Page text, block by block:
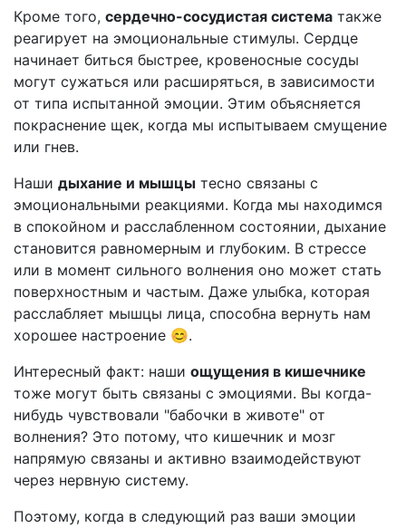
Кроме того, сердечно-сосудистая система также
реагирует на эмоциональные стимулы. Сердце
начинает биться быстрее, кровеносные сосуды
могут сужаться или расширяться, в зависимости
от типа испытанной эмоции. Этим объясняется
покраснение щек, когда мы испытываем смущение
или гнев.
Наши дыхание и мышцы тесно связаны с
эмоциональными реакциями. Когда мы находимся
в спокойном и расслабленном состоянии, дыхание
становится равномерным и глубоким. В стрессе
или в момент сильного волнения оно может стать
поверхностным и частым. Даже улыбка, которая
расслабляет мышцы лица, способна вернуть нам
хорошее настроение 😊.
Интересный факт: наши ощущения в кишечнике
тоже могут быть связаны с эмоциями. Вы когда-
нибудь чувствовали "бабочки в животе" от
волнения? Это потому, что кишечник и мозг
напрямую связаны и активно взаимодействуют
через нервную систему.
Поэтому, когда в следующий раз ваши эмоции